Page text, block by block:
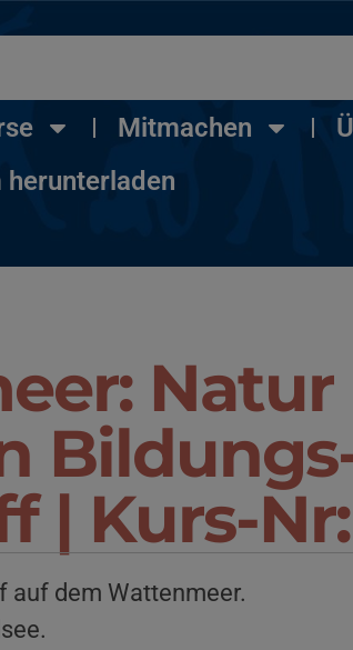
Mitmachen
| Kurs-Nr:
auf dem Wattenmeer.